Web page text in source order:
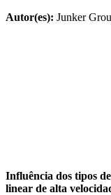
Autor(es): Junker
Influência dos tipos
linear de alta